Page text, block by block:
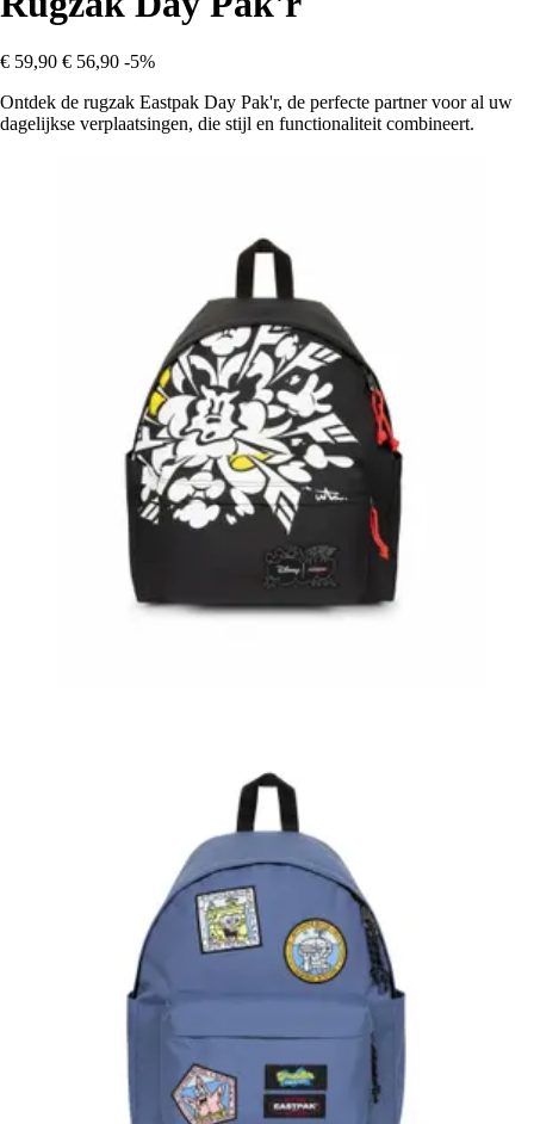
€ 59,90 € 56,90 -5%
Ontdek de rugzak Eastpak Day Pak'r, de perfecte partner voor al uw
dagelijkse verplaatsingen, die stijl en functionaliteit combineert.